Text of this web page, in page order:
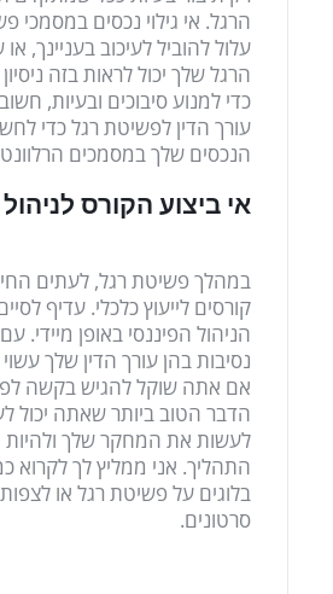
הרגל. אי גילוי נכסים במסמכי
עלול להוביל לעיכוב בעניינך,
הרגל שלך יכול לראות בזה
כדי למנוע סיבוכים ובעיות,
עורך הדין לפשיטת רגל כדי
הנכסים שלך במסמכים
אי ביצוע הקורס לניהול
במהלך פשיטת רגל, לעתים
קורסים לייעוץ כלכלי. עדיף
הניהול הפיננסי באופן מיידי.
נסיבות בהן עורך הדין שלך
אם אתה שוקל להגיש בקשה
הדבר הטוב ביותר שאתה יכול
לעשות את המחקר שלך ולהיות
התהליך. אני ממליץ לך לקרוא
בלוגים על פשיטת רגל או
סרטונים.